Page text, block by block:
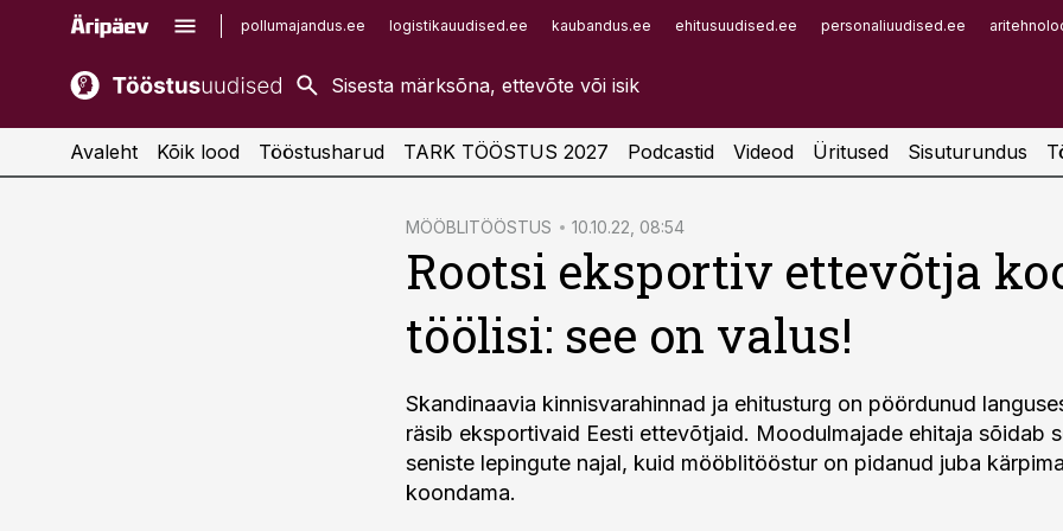
pollumajandus.ee logistikauudised.ee kaubandus.ee ehitusuudised.ee personaliuudised.ee
kaubandus.ee
kinnisvarauudised.ee
imelineajalugu.ee
Infopank
Avaleht Kõik lood Tööstusharud TARK TÖÖSTUS 2027 Podcastid Videod Üritused Sisuturundus
MÖÖBLITÖÖSTUS 10.10.22, 08:54
Rootsi eksportiv ettevõtja
töölisi: see on valus!
Skandinaavia kinnisvarahinnad ja ehitusturg on pöördunud
räsib eksportivaid Eesti ettevõtjaid. Moodulmajade ehitaja sõidab
seniste lepingute najal, kuid mööblitööstur on pidanud juba
koondama.